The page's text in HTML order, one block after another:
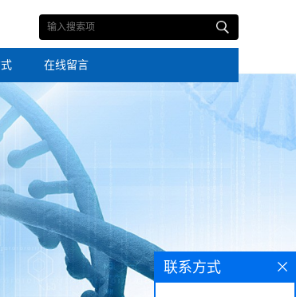
在线留言
联系方式